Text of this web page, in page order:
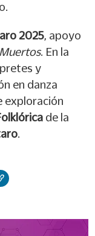
2025, apoyo
. En la
y
en danza
exploración
de la
.